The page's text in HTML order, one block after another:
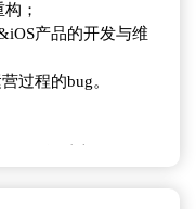
；
产品的开发与维
过程的bug。